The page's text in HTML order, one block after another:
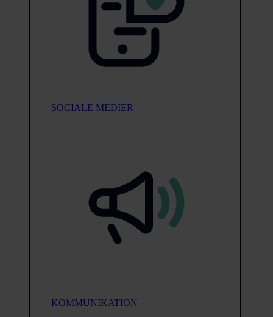
SOCIALE MEDIER
KOMMUNIKATION